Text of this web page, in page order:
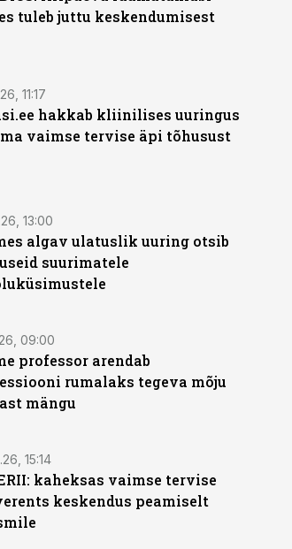
tuleb juttu keskendumisest
11:17
hakkab kliinilises uuringus
vaimse tervise äpi tõhusust
13:00
algav ulatuslik uuring otsib
suurimatele
09:00
professor arendab
rumalaks tegeva mõju
mängu
15:14
kaheksas vaimse tervise
keskendus peamiselt